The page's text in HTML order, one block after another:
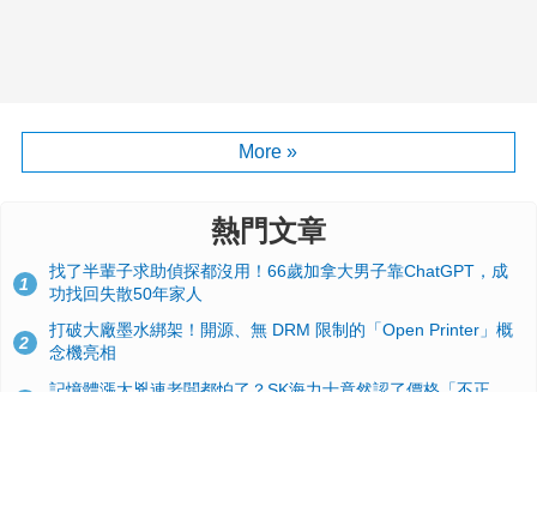
More »
熱門文章
1
找了半輩子求助偵探都沒用！66歲加拿大男子靠ChatGPT，成
功找回失散50年家人
2
打破大廠墨水綁架！開源、無 DRM 限制的「Open Printer」概
念機亮相
記憶體漲太兇連老闆都怕了？SK海力士竟然認了價格「不正